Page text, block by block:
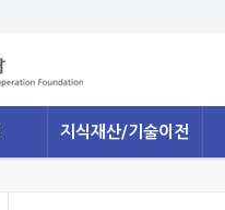
지식재산/기술이전